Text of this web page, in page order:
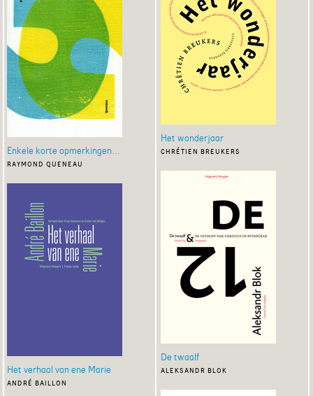
Enkele korte opmerkingen...
raymond queneau
Het verhaal van ene Marie
andré baillon
Het wonderjaar
chrétien breukers
De twaalf
aleksandr blok